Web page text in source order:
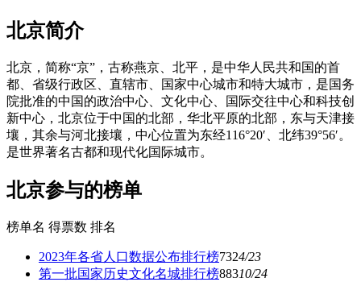
北京简介
北京，简称“京”，古称燕京、北平，是中华人民共和国的首
都、省级行政区、直辖市、国家中心城市和特大城市，是国务
院批准的中国的政治中心、文化中心、国际交往中心和科技创
新中心，北京位于中国的北部，华北平原的北部，东与天津接
壤，其余与河北接壤，中心位置为东经116°20′、北纬39°56′。
是世界著名古都和现代化国际城市。
北京参与的榜单
榜单名 得票数 排名
2023年各省人口数据公布排行榜7324/23
第一批国家历史文化名城排行榜88310/24